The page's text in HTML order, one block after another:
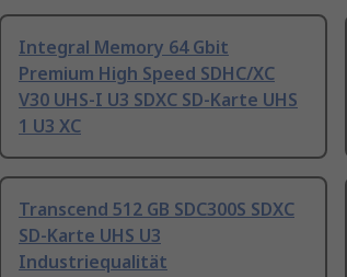
Integral Memory 64 Gbit
Premium High Speed SDHC/XC
V30 UHS-I U3 SDXC SD-Karte UHS
1 U3 XC
Transcend 512 GB SDC300S SDXC
SD-Karte UHS U3
Industriequalität